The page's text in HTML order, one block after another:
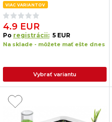
VIAC VARIANTOV
4.9 EUR
Po registrácii: 5 EUR
Na sklade - môžete mať ešte dnes
Vybrať variantu